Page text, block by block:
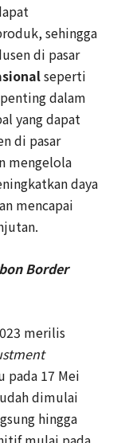
sehingga
di pasar
seperti
dalam
yang dapat
di pasar
mengelola
daya
mencapai
Border
merilis
pada 17 Mei
dimulai
hingga